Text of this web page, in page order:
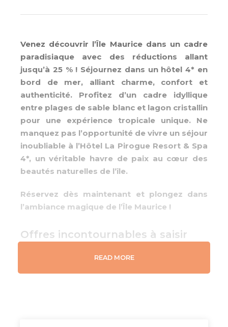
Venez découvrir l’Île Maurice dans un cadre
paradisiaque avec des réductions allant
jusqu’à 25 % ! Séjournez dans un hôtel 4* en
bord de mer, alliant charme, confort et
authenticité. Profitez d’un cadre idyllique
entre plages de sable blanc et lagon cristallin
pour une expérience tropicale unique. Ne
manquez pas l’opportunité de vivre un séjour
inoubliable à l’Hôtel La Pirogue Resort & Spa
4*, un véritable havre de paix au cœur des
beautés naturelles de l’île.
Réservez dès maintenant et plongez dans
l’ambiance magique de l’Île Maurice !
Offres incontournables à saisir
pour l'épouse, dîner romantique,
READ MORE